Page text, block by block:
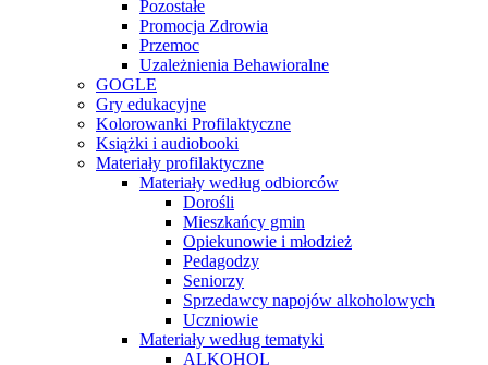
Pozostałe
Promocja Zdrowia
Przemoc
Uzależnienia Behawioralne
GOGLE
Gry edukacyjne
Kolorowanki Profilaktyczne
Książki i audiobooki
Materiały profilaktyczne
Materiały według odbiorców
Dorośli
Mieszkańcy gmin
Opiekunowie i młodzież
Pedagodzy
Seniorzy
Sprzedawcy napojów alkoholowych
Uczniowie
Materiały według tematyki
ALKOHOL